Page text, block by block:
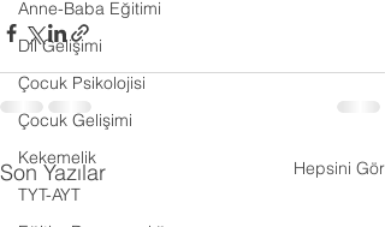
Anne-Baba Eğitimi
Dil Gelişimi
Çocuk Psikolojisi
Çocuk Gelişimi
Kekemelik
TYT-AYT
Son Yazılar Hepsini Gör